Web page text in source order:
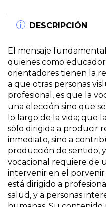
DESCRIPCIÓN
El mensaje
quienes como
orientadores tienen la
a que otras personas
profesional, es que la
una elección sino que
lo largo de la vida; que
sólo dirigida a producir
inmediato, sino a
producción de sentido,
vocacional requiere de
intervenir en el
está dirigido a
salud, y a personas